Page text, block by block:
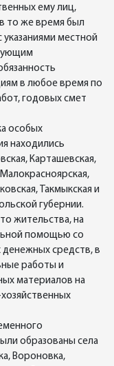
ему лиц,
то же время был
указаниями местной
в любое время по
годовых смет
особых
находились
Карташевская,
Малокрасноярская,
Такмыкская и
губернии.
жительства, на
помощью со
средств, в
работы и
материалов на
образованы села
Вороновка,